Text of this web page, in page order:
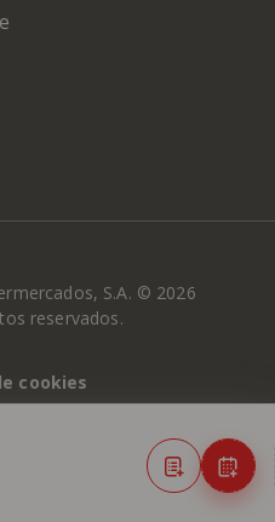
S.A. © 2026
reservados.
cookies